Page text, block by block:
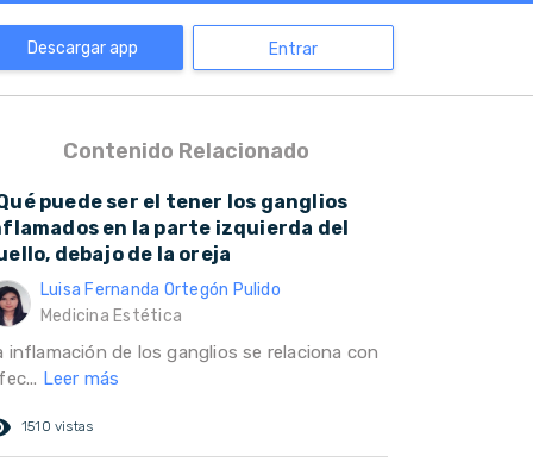
Descargar app Entrar
Contenido Relacionado
puede ser el tener los ganglios
en la parte izquierda del
debajo de la oreja
Luisa Fernanda Ortegón Pulido
Medicina Estética
inflamación de los ganglios se relaciona con
Leer más
1510 vistas